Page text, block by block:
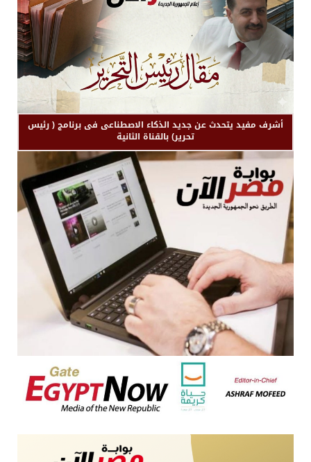
أشرف مفيد يتحدث عن جديد الذكاء الاصطناعى فى برنامج ( رئيس
تحرير) بالقناة الثانية